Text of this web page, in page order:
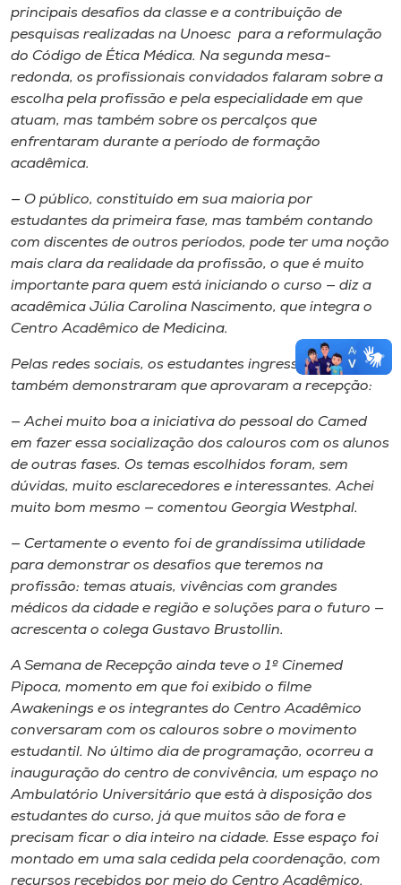
principais desafios da classe e a contribuição de
pesquisas realizadas na Unoesc para a reformulação
do Código de Ética Médica. Na segunda mesa-
redonda, os profissionais convidados falaram sobre a
escolha pela profissão e pela especialidade em que
atuam, mas também sobre os percalços que
enfrentaram durante a período de formação
acadêmica.
— O público, constituído em sua maioria por
estudantes da primeira fase, mas também contando
com discentes de outros períodos, pode ter uma noção
mais clara da realidade da profissão, o que é muito
importante para quem está iniciando o curso — diz a
acadêmica Júlia Carolina Nascimento, que integra o
Centro Acadêmico de Medicina.
Pelas redes sociais, os estudantes ingressantes
também demonstraram que aprovaram a recepção:
— Achei muito boa a iniciativa do pessoal do Camed
em fazer essa socialização dos calouros com os alunos
de outras fases. Os temas escolhidos foram, sem
dúvidas, muito esclarecedores e interessantes. Achei
muito bom mesmo — comentou Georgia Westphal.
— Certamente o evento foi de grandíssima utilidade
para demonstrar os desafios que teremos na
profissão: temas atuais, vivências com grandes
médicos da cidade e região e soluções para o futuro —
acrescenta o colega Gustavo Brustollin.
A Semana de Recepção ainda teve o 1º Cinemed
Pipoca, momento em que foi exibido o filme
Awakenings e os integrantes do Centro Acadêmico
conversaram com os calouros sobre o movimento
estudantil. No último dia de programação, ocorreu a
inauguração do centro de convivência, um espaço no
Ambulatório Universitário que está à disposição dos
estudantes do curso, já que muitos são de fora e
precisam ficar o dia inteiro na cidade. Esse espaço foi
montado em uma sala cedida pela coordenação, com
recursos recebidos por meio do Centro Acadêmico.